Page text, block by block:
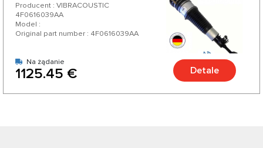
Producent : VIBRACOUSTIC
4F0616039AA
Model :
Original part number : 4F0616039AA
Na żądanie
1125.45 € Detale